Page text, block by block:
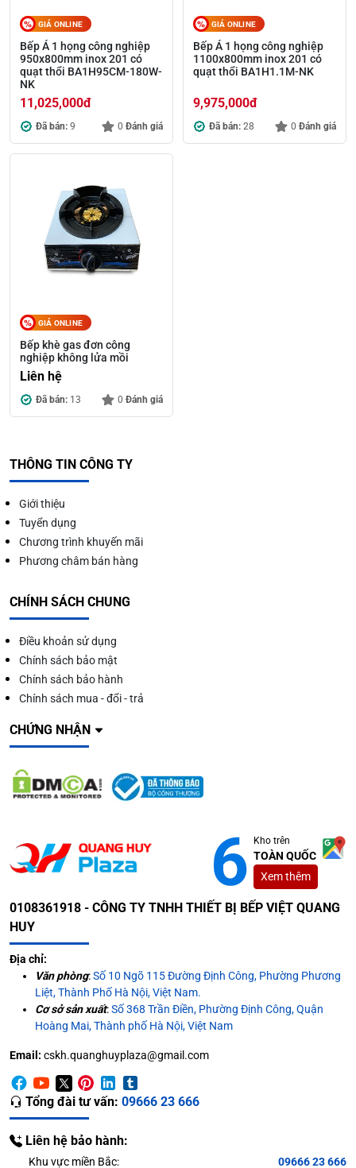
GIÁ ONLINE
Bếp Á 1 họng công nghiệp
950x800mm inox 201 có
quạt thổi BA1H95CM-180W-
NK
11,025,000đ
Đã bán: 9 0 Đánh giá
GIÁ ONLINE
Bếp Á 1 họng công nghiệp
1100x800mm inox 201 có
quạt thổi BA1H1.1M-NK
9,975,000đ
Đã bán: 28 0 Đánh giá
GIÁ ONLINE
Bếp khè gas đơn công
nghiệp không lửa mồi
Liên hệ
Đã bán: 13 0 Đánh giá
THÔNG TIN CÔNG TY
Giới thiệu
Tuyển dụng
Chương trình khuyến mãi
Phương châm bán hàng
CHÍNH SÁCH CHUNG
Điều khoản sử dụng
Chính sách bảo mật
Chính sách bảo hành
Chính sách mua - đổi - trả
CHỨNG NHẬN
Kho trên
TOÀN QUỐC
Xem thêm
0108361918 - CÔNG TY TNHH THIẾT BỊ BẾP VIỆT QUANG
HUY
Địa chỉ:
Văn phòng:Số 10 Ngõ 115 Đường Định Công, Phường Phương
Liệt, Thành Phố Hà Nội, Việt Nam.
Cơ sở sản xuất:Số 368 Trần Điền, Phường Định Công, Quận
Hoàng Mai, Thành phố Hà Nội, Việt Nam
Email: cskh.quanghuyplaza@gmail.com
Tổng đài tư vấn: 09666 23 666
Liên hệ bảo hành:
Khu vực miền Bắc: 09666 23 666